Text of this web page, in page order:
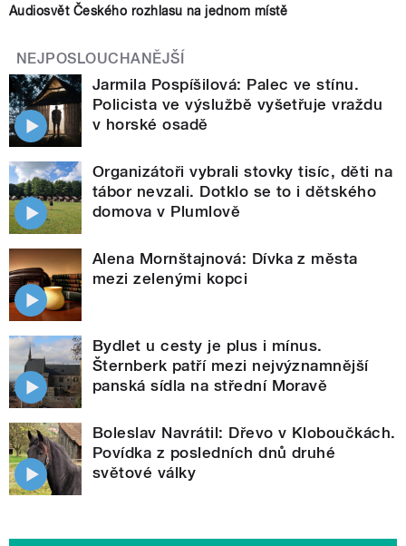
Audiosvět Českého rozhlasu na jednom místě
NEJPOSLOUCHANĚJŠÍ
Jarmila Pospíšilová: Palec ve stínu.
Policista ve výslužbě vyšetřuje vraždu
v horské osadě
Organizátoři vybrali stovky tisíc, děti na
tábor nevzali. Dotklo se to i dětského
domova v Plumlově
Alena Mornštajnová: Dívka z města
mezi zelenými kopci
Bydlet u cesty je plus i mínus.
Šternberk patří mezi nejvýznamnější
panská sídla na střední Moravě
Boleslav Navrátil: Dřevo v Kloboučkách.
Povídka z posledních dnů druhé
světové války